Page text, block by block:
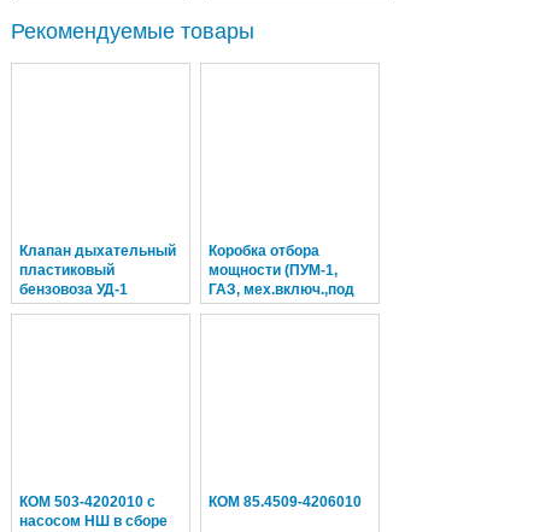
Рекомендуемые товары
Клапан дыхательный
пластиковый
бензовоза УД-1
Коробка отбора
мощности (ПУМ-1,
ГАЗ, мех.включ.,под
НШ-32+фл. н/об.
КОМ 503-4202010 с
насосом НШ в сборе
КОМ 85.4509-4206010